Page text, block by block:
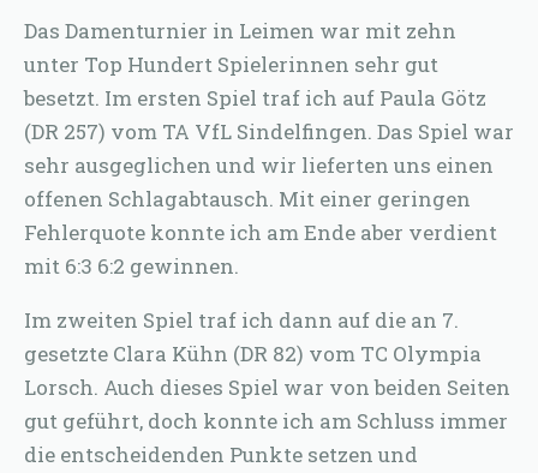
Das Damenturnier in Leimen war mit zehn
unter Top Hundert Spielerinnen sehr gut
besetzt. Im ersten Spiel traf ich auf Paula Götz
(DR 257) vom TA VfL Sindelfingen. Das Spiel war
sehr ausgeglichen und wir lieferten uns einen
offenen Schlagabtausch. Mit einer geringen
Fehlerquote konnte ich am Ende aber verdient
mit 6:3 6:2 gewinnen.
Im zweiten Spiel traf ich dann auf die an 7.
gesetzte Clara Kühn (DR 82) vom TC Olympia
Lorsch. Auch dieses Spiel war von beiden Seiten
gut geführt, doch konnte ich am Schluss immer
die entscheidenden Punkte setzen und